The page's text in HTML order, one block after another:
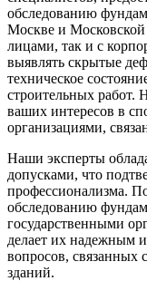
обследованию
Москве и
лицами, так и с
выявлять скрытые
техническое
строительных работ.
ваших интересов в
организациями,
Наши эксперты
допусками, что
профессионализма.
обследованию
государственными
делает их надежным
вопросов, связанных
зданий.